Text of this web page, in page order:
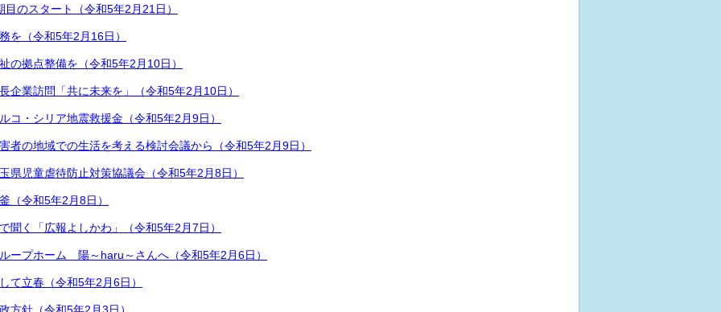
目のスタート（令和5年2月21日）
を（令和5年2月16日）
の拠点整備を（令和5年2月10日）
企業訪問「共に未来を」（令和5年2月10日）
コ・シリア地震救援金（令和5年2月9日）
者の地域での生活を考える検討会議から（令和5年2月9日）
県児童虐待防止対策協議会（令和5年2月8日）
（令和5年2月8日）
聞く「広報よしかわ」（令和5年2月7日）
ープホーム 陽～haru～さんへ（令和5年2月6日）
て立春（令和5年2月6日）